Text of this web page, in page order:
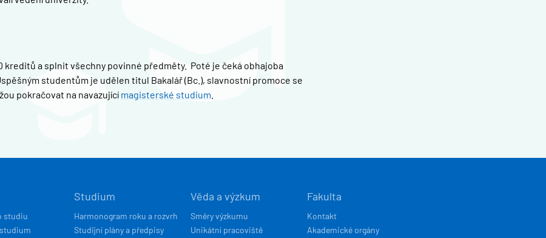
a splnit všechny povinné předměty. Poté je čeká obhajoba
studentům je udělen titul Bakalář (Bc.), slavnostní promoce se
pokračovat na navazující magisterské studium
studiu
Studium
Harmonogram roku a rozvrh
Studijní plány a předpisy
Věda a výzkum
Směry výzkumu
Unikátní pracoviště
Fakulta
Kontakt
Akademické orgány